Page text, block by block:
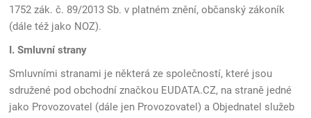
1752 zák. č. 89/2013 Sb. v platném znění, občanský zákoník
(dále též jako NOZ).
I. Smluvní strany
Smluvními stranami je některá ze společností, které jsou
sdružené pod obchodní značkou EUDATA.CZ, na straně jedné
jako Provozovatel (dále jen Provozovatel) a Objednatel služeb